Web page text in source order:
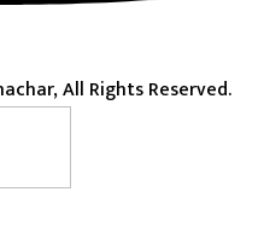
All Rights Reserved.